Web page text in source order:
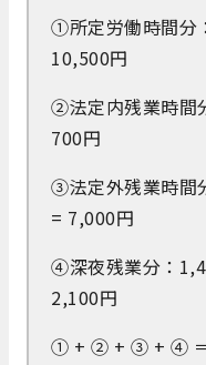
①所定労働時間分
10,500円
②法定内残業時間
700円
③法定外残業時
= 7,000円
④深夜残業分：
2,100円
① + ② + ③ + ④ ＝